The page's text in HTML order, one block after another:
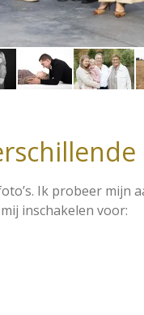
Ik probeer
inschakelen voor: